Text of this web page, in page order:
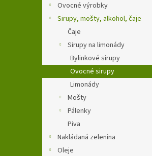
Ovocné výrobky
Sirupy, mošty, alkohol, čaje
Čaje
Sirupy na limonády
Bylinkové sirupy
Ovocné sirupy
Limonády
Mošty
Pálenky
Piva
Nakládaná zelenina
Oleje